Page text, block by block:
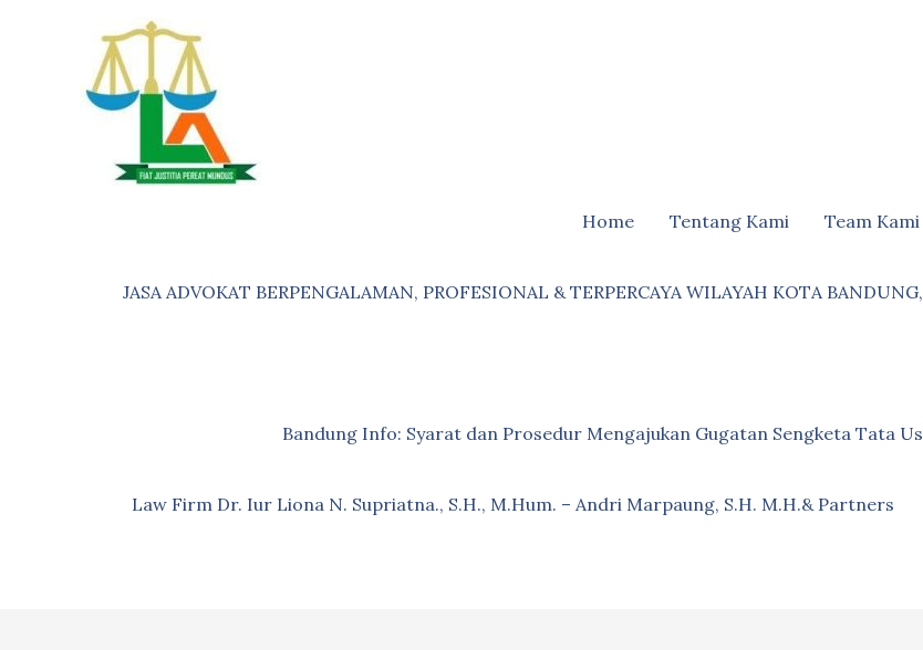
Home Tentang Kami Team Kami
JASA ADVOKAT BERPENGALAMAN, PROFESIONAL & TERPERCAYA WILAYAH KOTA
Bandung Info: Syarat dan Prosedur Mengajukan Gugatan Sengketa Tata
Law Firm Dr. Iur Liona N. Supriatna., S.H., M.Hum. – Andri Marpaung, S.H. M.H.& Partners